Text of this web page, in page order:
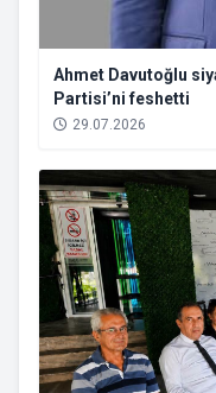
Ahmet Davutoğlu
Partisi’ni feshetti
29.07.2026